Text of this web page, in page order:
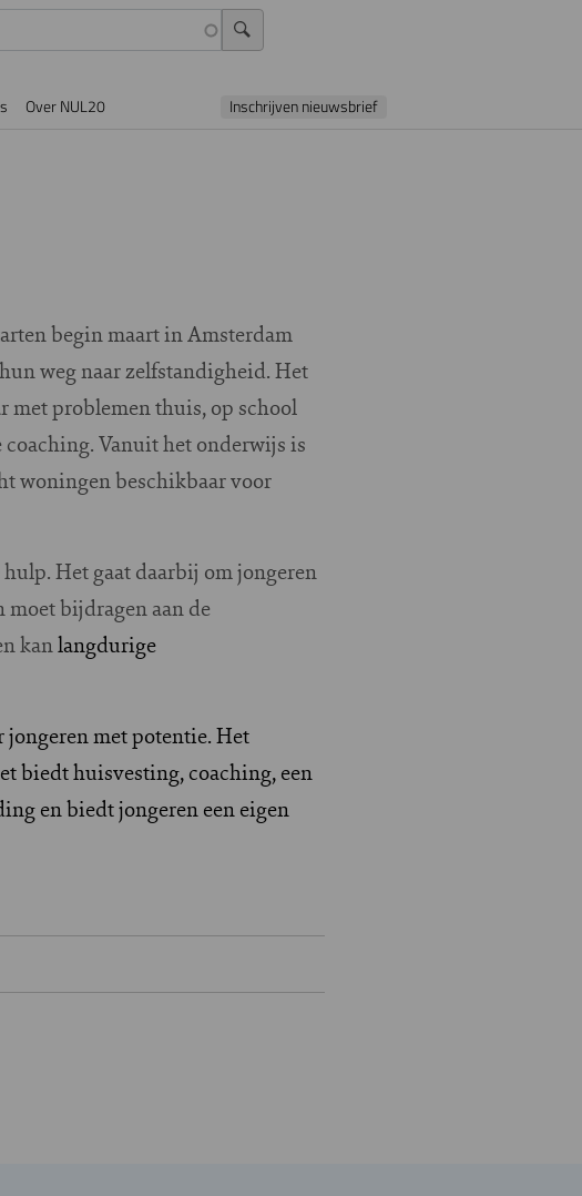
Over NUL20 Inschrijven nieuwsbrief
begin maart in Amsterdam
weg naar zelfstandigheid. Het
problemen thuis, op school
Vanuit het onderwijs is
woningen beschikbaar voor
Het gaat daarbij om jongeren
bijdragen aan de
kanlangdurige
jongeren met potentie. Het
biedt huisvesting, coaching, een
en biedt jongeren een eigen